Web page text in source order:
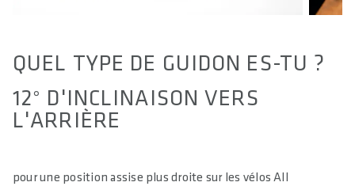
QUEL TYPE DE GUIDON ES-TU ?
12° D'INCLINAISON VERS
L'ARRIÈRE
pour une position assise plus droite sur les vélos All